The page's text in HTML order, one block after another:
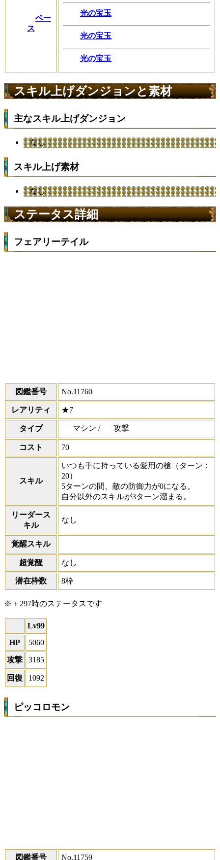
ベー
ス
光の宝玉
光の宝玉
光の宝玉
スキル上げダンジョンと素材
主なスキル上げダンジョン
なし
スキル上げ素材
なし
ステータス詳細
フェアリーテイル
図鑑番号 No.11760
レアリティ ★7
タイプ マシン / 攻撃
コスト 70
スキル
いつも手に持っている愛用の槍 （ターン：
20）
5ターンの間、敵の防御力が0になる。
自分以外のスキルが3ターン溜まる。
リーダース
キル
なし
覚醒スキル
超覚醒 なし
潜在枠数 8枠
※＋297時のステータスです
Lv99
HP
5060
攻撃 3185
回復 1092
ピッコロモン
図鑑番号 No.11759